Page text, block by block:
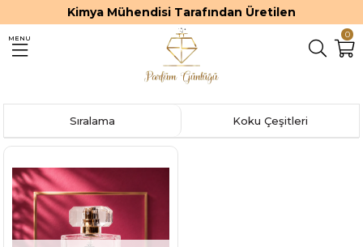
Kimya Mühendisi Tarafından Üretilen
0
MENU
Koku Çeşitleri
Sıralama